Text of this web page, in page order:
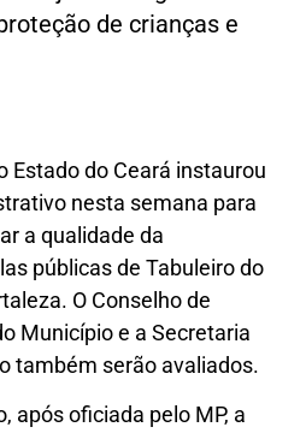
de crianças e
Estado do Ceará instaurou
nesta semana para
a qualidade da
públicas de Tabuleiro do
O Conselho de
Município e a Secretaria
também serão avaliados.
após oficiada pelo MP, a